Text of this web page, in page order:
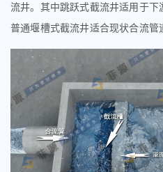
流井。其中跳跃式截流井适用于
普通堰槽式截流井适合现状合流管